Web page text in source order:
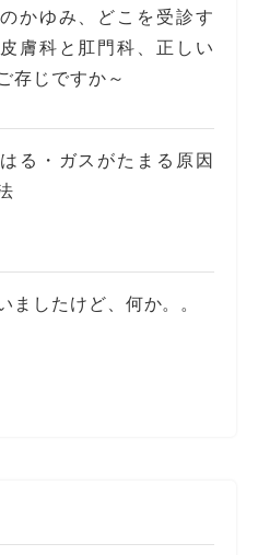
かゆみ、どこを受診す
膚科と肛門科、正しい
存じですか～
る・ガスがたまる原因
ましたけど、何か。。